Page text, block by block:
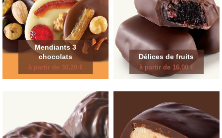
Mendiants 3
chocolats
à partir de 30,20 €
Délices de fruits
à partir de 16,00 €